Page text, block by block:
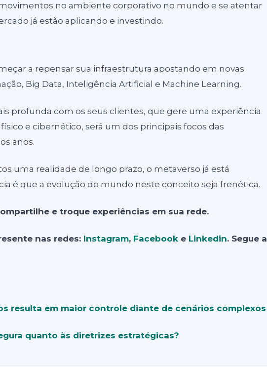
no ambiente corporativo no mundo e se atentar
já estão aplicando e investindo.
a repensar sua infraestrutura apostando em novas
Big Data, Inteligência Artificial e Machine Learning.
profunda com os seus clientes, que gere uma experiência
e cibernético, será um dos principais focos das
anos.
uma realidade de longo prazo, o metaverso já está
é que a evolução do mundo neste conceito seja frenética.
e troque experiências em sua rede.
nas redes: Instagram, Facebook e Linkedin. Segue a
resulta em maior controle diante de cenários complexos
quanto às diretrizes estratégicas?